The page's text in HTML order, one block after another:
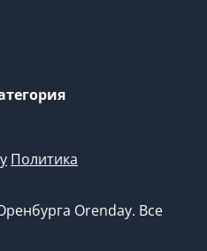
Политика
Orenday. Все